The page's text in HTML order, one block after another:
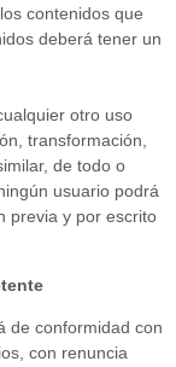
contenidos que
deberá tener un
otro uso
transformación,
de todo o
usuario podrá
previa y por escrito
de conformidad con
con renuncia